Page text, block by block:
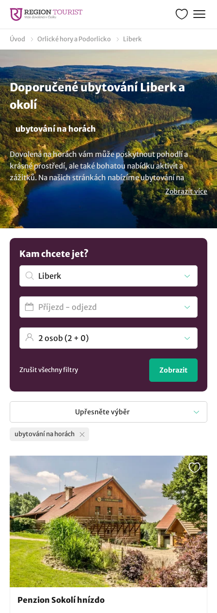
Úvod Orlické hory a Podorlicko Liberk
Doporučené ubytování Liberk a
okolí
ubytování na horách
Dovolená na horách vám může poskytnout pohodlí a
krásné prostředí, ale také bohatou nabídku aktivit a
zážitků. Na našich stránkách nabízíme ubytování na
horách v okolí hezké obce Liberk, které jsou zajímavé pro
nadšence a milovníky hor. Prozkoumejte nabídky a vzhůru
do hor. Zajímavá vás kompletní seznam
ubytování v
lokalitě Liberk
Zobrazit více
Kam chcete jet?
Zrušit všechny filtry Zobrazit
Upřesněte výběr
ubytování na horách
Penzion Sokolí hnízdo